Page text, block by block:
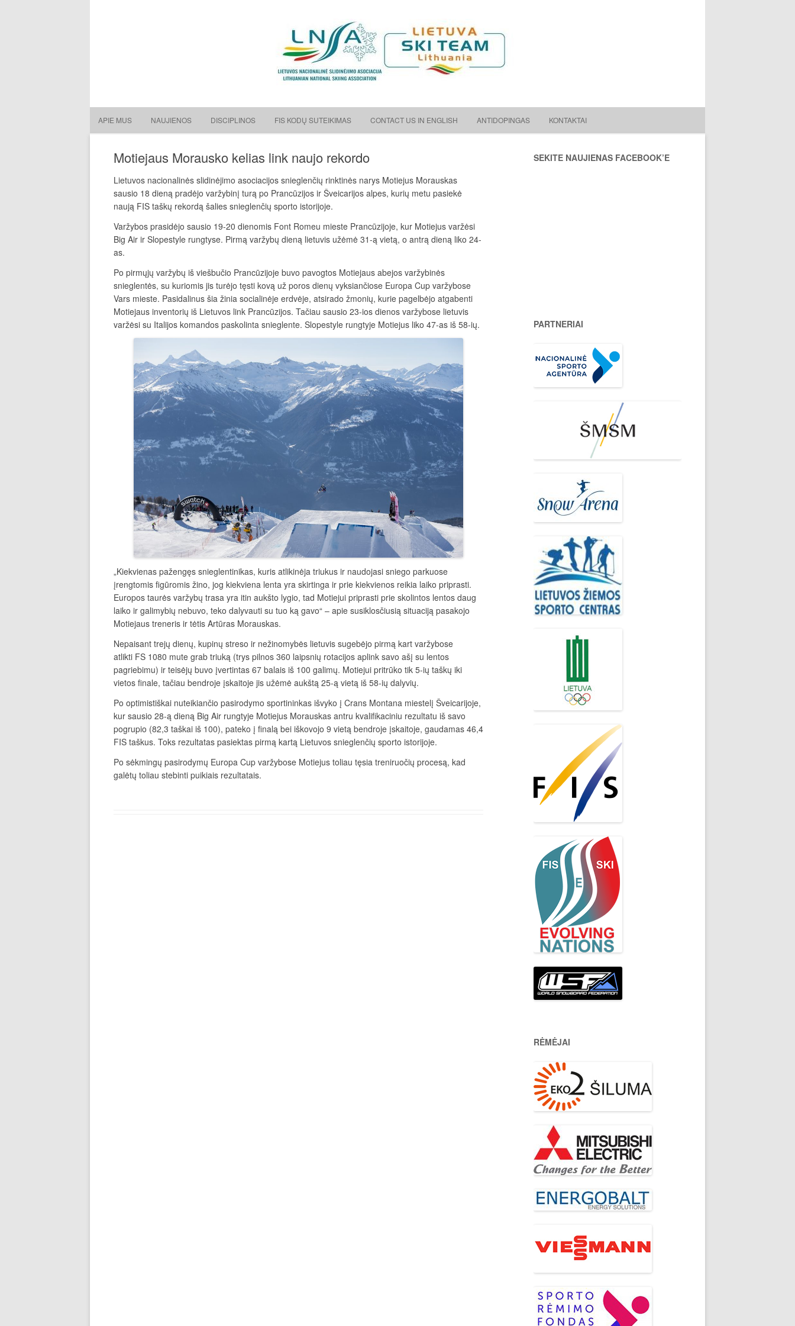
Lietuvos nacionalinė slidinėjimo asociacija
APIE MUS NAUJIENOS DISCIPLINOS FIS KODŲ SUTEIKIMAS CONTACT US IN ENGLISH ANTIDOPINGAS KONTAKTAI
Motiejaus Morausko kelias link naujo rekordo
Lietuvos nacionalinės slidinėjimo asociacijos snieglenčių rinktinės narys Motiejus Morauskas
sausio 18 dieną pradėjo varžybinį turą po Prancūzijos ir Šveicarijos alpes, kurių metu pasiekė
naują FIS taškų rekordą šalies snieglenčių sporto istorijoje.
Varžybos prasidėjo sausio 19-20 dienomis Font Romeu mieste Prancūzijoje, kur Motiejus varžėsi
Big Air ir Slopestyle rungtyse. Pirmą varžybų dieną lietuvis užėmė 31-ą vietą, o antrą dieną liko 24-
as.
Po pirmųjų varžybų iš viešbučio Prancūzijoje buvo pavogtos Motiejaus abejos varžybinės
snieglentės, su kuriomis jis turėjo tęsti kovą už poros dienų vyksiančiose Europa Cup varžybose
Vars mieste. Pasidalinus šia žinia socialinėje erdvėje, atsirado žmonių, kurie pagelbėjo atgabenti
Motiejaus inventorių iš Lietuvos link Prancūzijos. Tačiau sausio 23-ios dienos varžybose lietuvis
varžėsi su Italijos komandos paskolinta snieglente. Slopestyle rungtyje Motiejus liko 47-as iš 58-ių.
„Kiekvienas pažengęs snieglentinikas, kuris atlikinėja triukus ir naudojasi sniego parkuose
įrengtomis figūromis žino, jog kiekviena lenta yra skirtinga ir prie kiekvienos reikia laiko priprasti.
Europos taurės varžybų trasa yra itin aukšto lygio, tad Motiejui priprasti prie skolintos lentos daug
laiko ir galimybių nebuvo, teko dalyvauti su tuo ką gavo“ – apie susiklosčiusią situaciją pasakojo
Motiejaus treneris ir tėtis Artūras Morauskas.
Nepaisant trejų dienų, kupinų streso ir nežinomybės lietuvis sugebėjo pirmą kart varžybose
atlikti FS 1080 mute grab triuką (trys pilnos 360 laipsnių rotacijos aplink savo ašį su lentos
pagriebimu) ir teisėjų buvo įvertintas 67 balais iš 100 galimų. Motiejui pritrūko tik 5-ių taškų iki
vietos finale, tačiau bendroje įskaitoje jis užėmė aukštą 25-ą vietą iš 58-ių dalyvių.
Po optimistiškai nuteikiančio pasirodymo sportininkas išvyko į Crans Montana miestelį Šveicarijoje,
kur sausio 28-ą dieną Big Air rungtyje Motiejus Morauskas antru kvalifikaciniu rezultatu iš savo
pogrupio (82,3 taškai iš 100), pateko į finalą bei iškovojo 9 vietą bendroje įskaitoje, gaudamas 46,4
FIS taškus. Toks rezultatas pasiektas pirmą kartą Lietuvos snieglenčių sporto istorijoje.
Po sėkmingų pasirodymų Europa Cup varžybose Motiejus toliau tęsia treniruočių procesą, kad
galėtų toliau stebinti puikiais rezultatais.
SEKITE NAUJIENAS FACEBOOK’E
PARTNERIAI
RĖMĖJAI